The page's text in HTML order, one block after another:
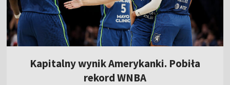
Kapitalny wynik Amerykanki. Pobiła
rekord WNBA